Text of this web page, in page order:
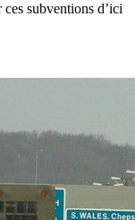
subventions d’ici